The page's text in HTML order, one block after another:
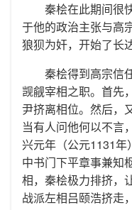
秦桧在此期间很
于他的政治主张与高
狼狈为奸，开始了长
秦桧得到高宗信
觊觎宰相之职。首先
尹挤离相位。然后，
当有人问他何以不言
兴元年（公元1131年
中书门下平章事兼知
相，秦桧极力排挤，
战派左相吕颐浩挤走